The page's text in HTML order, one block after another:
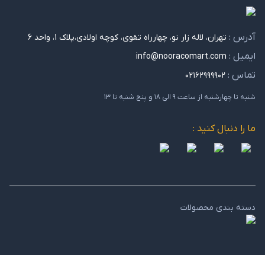
آدرس : تهران، لاله زار نو، چهارراه تقوی، کوچه اولادی،پلاک 1، واحد 6
ایمیل : info@nooracomart.com
تماس : ۰۲۱۶۲۹۹۹۹۰۲
شنبه تا چهارشنبه از ساعت ۹ الی ۱۸ و پنج شنبه تا ۱۳
ما را دنبال کنید :
دسته بندی محصولات